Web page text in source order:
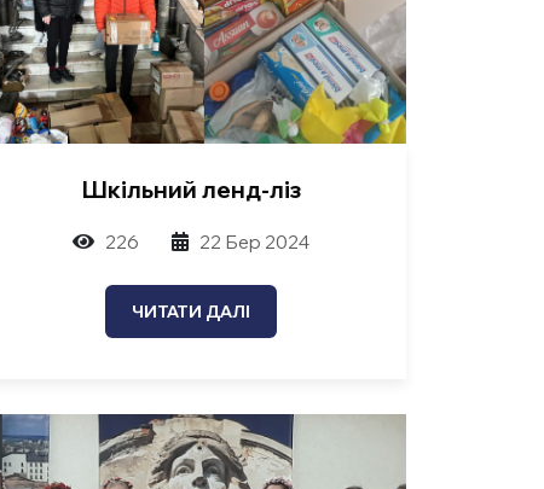
Шкільний ленд-ліз
226 22 Бер 2024
ЧИТАТИ ДАЛІ